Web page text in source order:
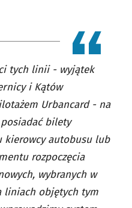
tych linii - wyjątek
i Kątów
Urbancard - na
bilety
kierowcy autobusu lub
rozpoczęcia
wybranych w
liniach objętych tym